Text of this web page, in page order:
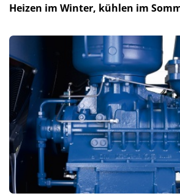
Heizen im Winter, kühlen im